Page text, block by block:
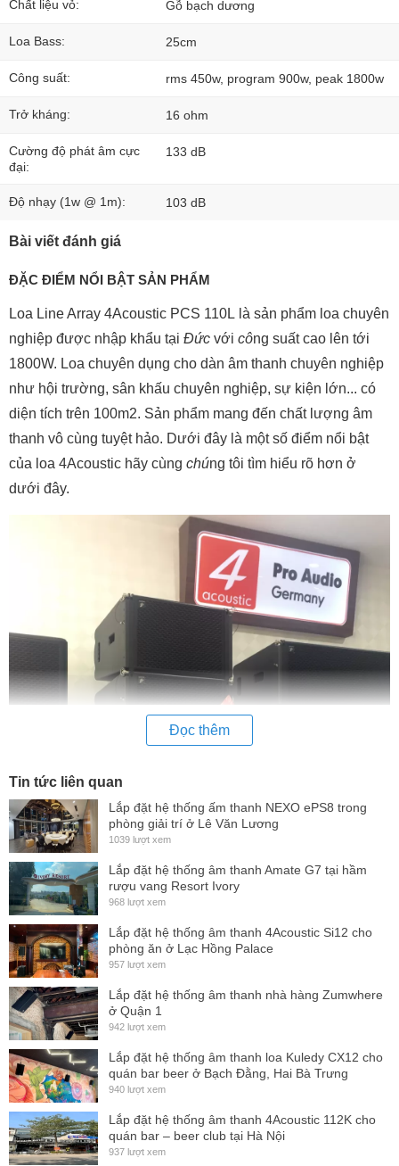
Chất liệu vỏ: Gỗ bạch dương
Loa Bass: 25cm
Công suất: rms 450w, program 900w, peak 1800w
Trở kháng: 16 ohm
Cường độ phát âm cực
đại:
133 dB
Độ nhạy (1w @ 1m): 103 dB
Bài viết đánh giá
ĐẶC ĐIỂM NỔI BẬT SẢN PHẨM
Loa Line Array 4Acoustic PCS 110L là sản phẩm loa chuyên
nghiệp được nhập khẩu tại Đức với công suất cao lên tới
1800W. Loa chuyên dụng cho dàn âm thanh chuyên nghiệp
như hội trường, sân khấu chuyên nghiệp, sự kiện lớn... có
diện tích trên 100m2. Sản phẩm mang đến chất lượng âm
thanh vô cùng tuyệt hảo. Dưới đây là một số điểm nổi bật
của loa 4Acoustic hãy cùng chúng tôi tìm hiểu rõ hơn ở
dưới đây.
Đặc điểm nổi bật về thiết kế của loa Line Array PCS-110L
Loa có kích thước nhỏ gọn tiện dụng 319 x 500 x 515mm,
trọng lượng 21,5kg mỗi chiếc.
Được thiết kế với cấu trúc dạng treo hoặc đứng nhờ cọc kết
nối với sub vô cùng hợp lý và tiết kiệm không gian.
Đọc thêm
Tin tức liên quan
Lắp đặt hệ thống ấm thanh NEXO ePS8 trong
phòng giải trí ở Lê Văn Lương
1039 lượt xem
Lắp đặt hệ thống âm thanh Amate G7 tại hầm
rượu vang Resort Ivory
968 lượt xem
Lắp đặt hệ thống âm thanh 4Acoustic Si12 cho
phòng ăn ở Lạc Hồng Palace
957 lượt xem
Lắp đặt hệ thống âm thanh nhà hàng Zumwhere
ở Quận 1
942 lượt xem
Lắp đặt hệ thống âm thanh loa Kuledy CX12 cho
quán bar beer ở Bạch Đằng, Hai Bà Trưng
940 lượt xem
Lắp đặt hệ thống âm thanh 4Acoustic 112K cho
quán bar – beer club tại Hà Nội
937 lượt xem